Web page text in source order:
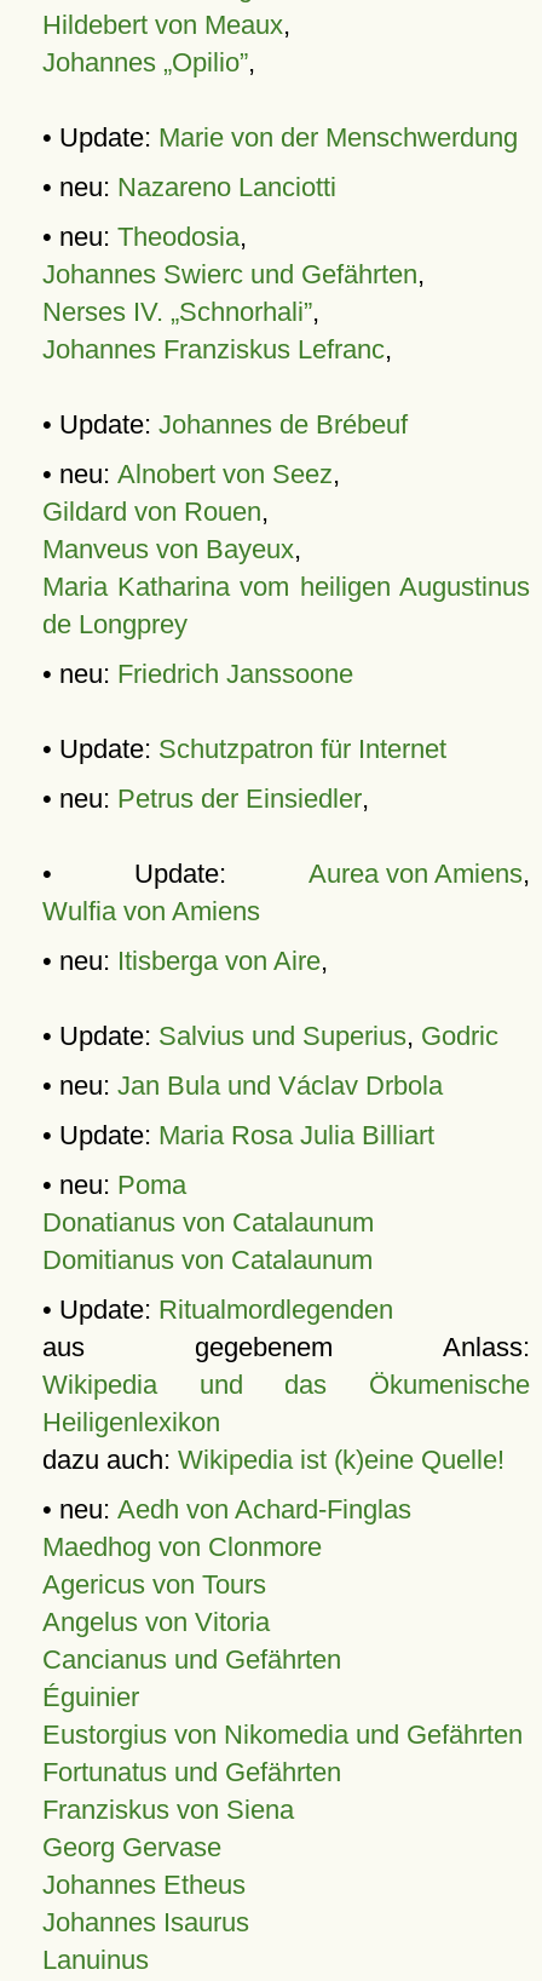
Hildebert von Meaux,
Johannes „Opilio”,
• Update: Marie von der Menschwerdung
• neu: Nazareno Lanciotti
• neu: Theodosia,
Johannes Swierc und Gefährten,
Nerses IV. „Schnorhali”,
Johannes Franziskus Lefranc,
• Update: Johannes de Brébeuf
• neu: Alnobert von Seez,
Gildard von Rouen,
Manveus von Bayeux,
Maria Katharina vom heiligen Augustinus
de Longprey
• neu: Friedrich Janssoone
• Update: Schutzpatron für Internet
• neu: Petrus der Einsiedler,
• Update: Aurea von Amiens,
Wulfia von Amiens
• neu: Itisberga von Aire,
• Update: Salvius und Superius, Godric
• neu: Jan Bula und Václav Drbola
• Update: Maria Rosa Julia Billiart
• neu: Poma
Donatianus von Catalaunum
Domitianus von Catalaunum
• Update: Ritualmordlegenden
aus gegebenem Anlass:
Wikipedia und das Ökumenische
Heiligenlexikon
dazu auch: Wikipedia ist (k)eine Quelle!
• neu: Aedh von Achard-Finglas
Maedhog von Clonmore
Agericus von Tours
Angelus von Vitoria
Cancianus und Gefährten
Éguinier
Eustorgius von Nikomedia und Gefährten
Fortunatus und Gefährten
Franziskus von Siena
Georg Gervase
Johannes Etheus
Johannes Isaurus
Lanuinus